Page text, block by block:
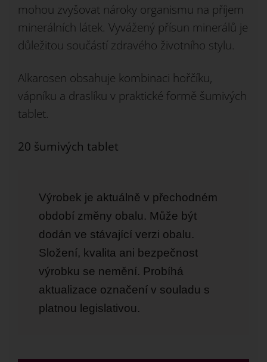
mohou zvyšovat nároky organismu na příjem
minerálních látek. Vyvážený přísun minerálů je
důležitou součástí zdravého životního stylu.
Alkarosen obsahuje kombinaci hořčíku,
vápníku a draslíku v praktické formě šumivých
tablet.
20 šumivých tablet
Výrobek je aktuálně v přechodném
období změny obalu. Může být
dodán ve stávající verzi obalu.
Složení, kvalita ani bezpečnost
výrobku se nemění. Probíhá
aktualizace označení v souladu s
platnou legislativou.